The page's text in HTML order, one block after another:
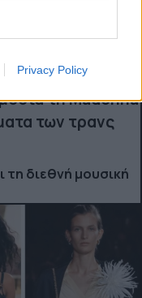
Privacy Policy
τη Madonna
των τρανς
τη διεθνή μουσική